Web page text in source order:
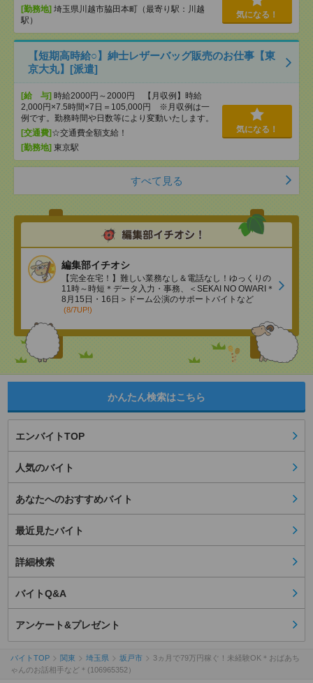
[勤務地] 埼玉県川越市脇田本町（最寄り駅：川越
駅）
気になる！
【短期高時給○】紳士レザーバッグ販売のお仕事【東
京大丸】[派遣]
[給 与] 時給2000円～2000円 【月収例】時給
2,000円×7.5時間×7日＝105,000円 ※月収例は一
例です。勤務時間や日数等により変動いたします。
[交通費] ☆交通費全額支給！
[勤務地] 東京駅
気になる！
すべて見る
編集部イチオシ
【完全在宅！】難しい業務なし＆電話なし！ゆっくりの
11時～時短＊データ入力・事務、＜SEKAI NO OWARI＊
8月15日・16日＞ドーム公演のサポートバイトなど
(8/7UP!)
かんたん検索はこちら
エンバイトTOP
人気のバイト
あなたへのおすすめバイト
最近見たバイト
詳細検索
バイトQ&A
アンケート&プレゼント
バイトTOP 関東 埼玉県 坂戸市
3ヵ月で79万円稼ぐ！未経験OK＊おばあち
ゃんのお話相手など＊(106965352）